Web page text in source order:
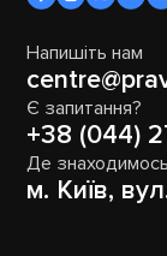
Напишіть нам
Є запитання?
+38 (044)
Де
м. Київ,